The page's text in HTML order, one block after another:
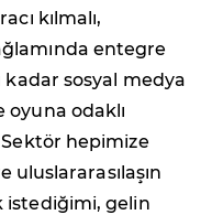
kılmalı,
entegre
sosyal medya
oyuna odaklı
Sektör hepimize
uluslararasılaşın
istediğimi, gelin